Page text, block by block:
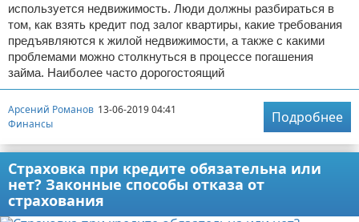
используется недвижимость. Люди должны разбираться в
том, как взять кредит под залог квартиры, какие требования
предъявляются к жилой недвижимости, а также с какими
проблемами можно столкнуться в процессе погашения
займа. Наиболее часто дорогостоящий
Арсений Романов 13-06-2019 04:41
Финансы
Подробнее
Страховка при кредите обязательна или
нет? Законные способы отказа от
страхования